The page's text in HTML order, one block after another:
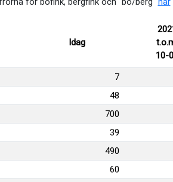
Idag
10-
7
48
700
39
490
60